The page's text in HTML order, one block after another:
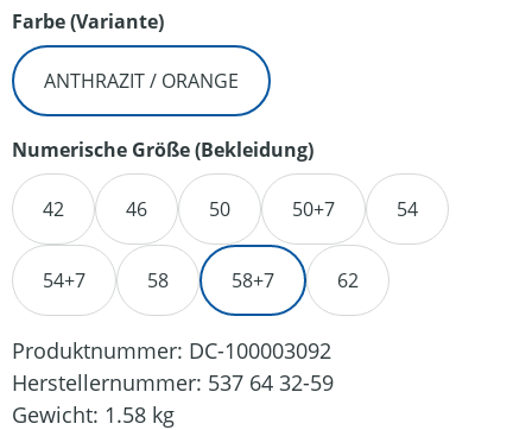
Farbe (Variante)auswählen
ANTHRAZIT / ORANGE
Numerische Größe (Bekleidung)auswählen
42 46 50 50+7 54
54+7 58 58+7 62
Produktnummer: DC-100003092
Herstellernummer: 537 64 32-59
Gewicht: 1.58 kg